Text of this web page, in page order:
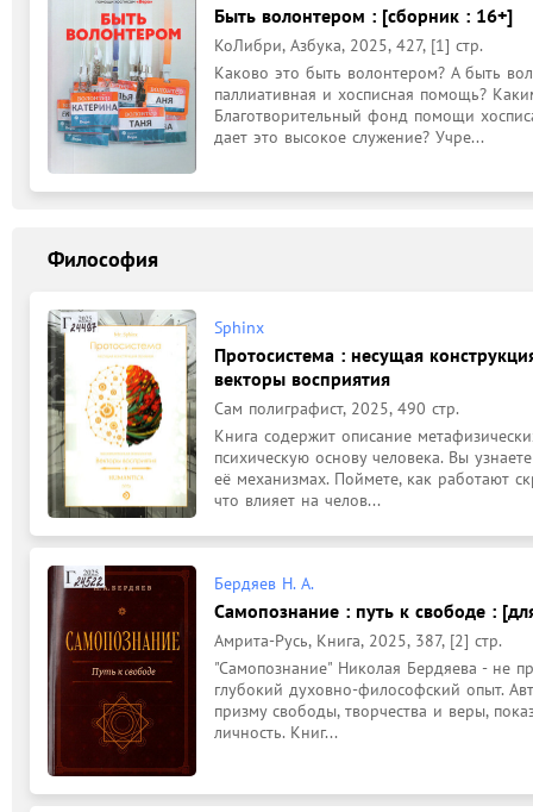
Быть волонтером : [сборник : 16+]
КоЛибри, Азбука, 2025, 427, [1] стр.
Каково это быть волонтером? А быть
паллиативная и хосписная помощь?
Благотворительный фонд помощи
дает это высокое служение? Учре...
Философия
Sphinx
Протосистема : несущая
векторы восприятия
Сам полиграфист, 2025, 490 стр.
Книга содержит описание
психическую основу человека. Вы
её механизмах. Поймете, как работают
что влияет на челов...
Бердяев Н. А.
Самопознание : путь к свободе :
Амрита-Русь, Книга, 2025, 387, [2] стр.
"Самопознание" Николая Бердяева - не
глубокий духовно-философский опыт.
призму свободы, творчества и веры,
личность. Книг...